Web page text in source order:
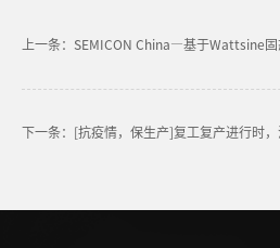
下一条：[抗疫情，保生产]复工复产进行时